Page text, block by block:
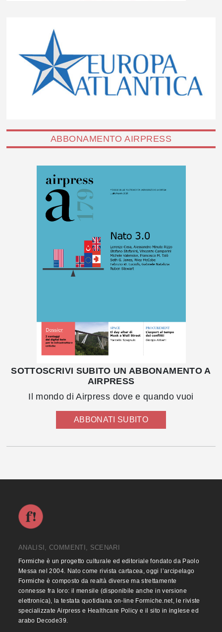
ABBONAMENTO AIRPRESS
SOTTOSCRIVI SUBITO UN ABBONAMENTO A
AIRPRESS
Il mondo di Airpress dove e quando vuoi
ABBONATI SUBITO
ANALISI, COMMENTI, SCENARI
Formiche è un progetto culturale ed editoriale fondato da Paolo
Messa nel 2004. Nato come rivista cartacea, oggi l’arcipelago
Formiche è composto da realtà diverse ma strettamente
connesse fra loro: il mensile (disponibile anche in versione
elettronica), la testata quotidiana on-line Formiche.net, le riviste
specializzate Airpress e Healthcare Policy e il sito in inglese ed
arabo Decode39.